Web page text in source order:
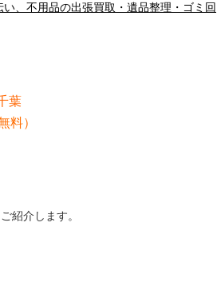
、不用品の出張買取・遺品整理・ゴミ回
葉
料）
紹介します。